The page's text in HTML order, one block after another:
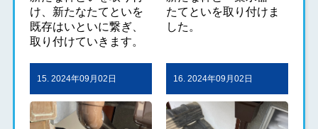
け、新たなたてといを
既存はいといに繋ぎ、
取り付けていきます。
たてといを取り付けま
した。
15. 2024年09月02日 16. 2024年09月02日